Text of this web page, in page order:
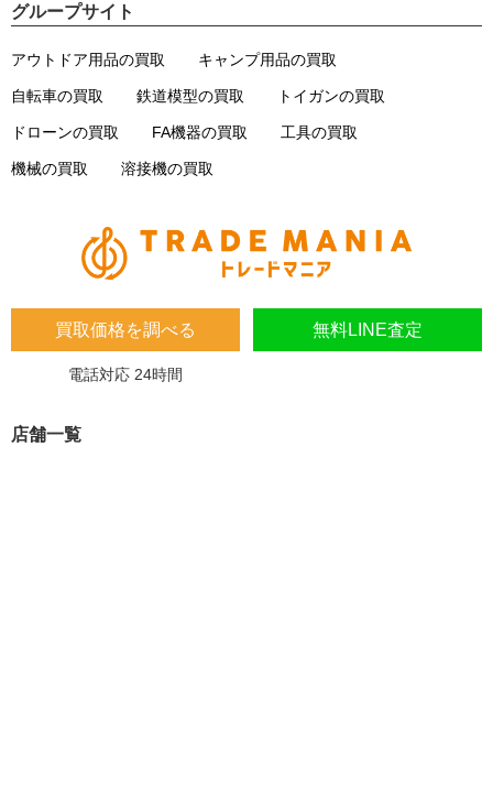
買取価格を調べる 無料LINE査定
電話対応 24時間
店舗一覧
グループサイト
アウトドア用品の買取 キャンプ用品の買取
自転車の買取 鉄道模型の買取 トイガンの買取
ドローンの買取 FA機器の買取 工具の買取
機械の買取 溶接機の買取